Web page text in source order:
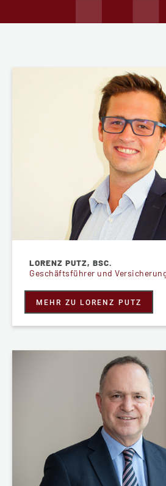
LORENZ PUTZ, BSC.
Geschäftsführer und
MEHR ZU LORENZ PUTZ